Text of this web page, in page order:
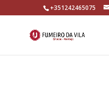
+351242465075